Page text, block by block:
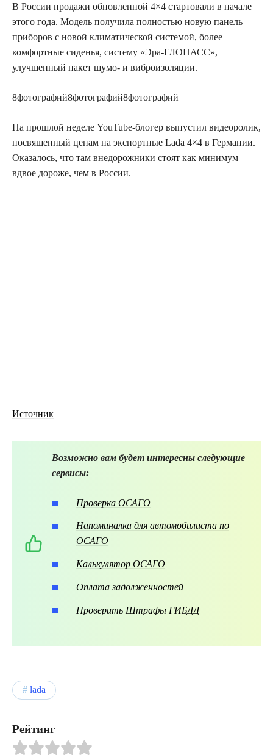
В России продажи обновленной 4×4 стартовали в начале
этого года. Модель получила полностью новую панель
приборов с новой климатической системой, более
комфортные сиденья, систему «Эра-ГЛОНАСС»,
улучшенный пакет шумо- и виброизоляции.
8фотографий8фотографий8фотографий
На прошлой неделе YouTube-блогер выпустил видеоролик,
посвященный ценам на экспортные Lada 4×4 в Германии.
Оказалось, что там внедорожники стоят как минимум
вдвое дороже, чем в России.
Источник
Возможно вам будет интересны следующие
сервисы:
Проверка ОСАГО
Напоминалка для автомобилиста по
ОСАГО
Калькулятор ОСАГО
Оплата задолженностей
Проверить Штрафы ГИБДД
lada
Рейтинг